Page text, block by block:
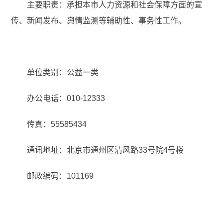
主要职责：承担本市人力资源和社会保障方面的宣
传、新闻发布、舆情监测等辅助性、事务性工作。
单位类别：公益一类
办公电话：010-12333
传真：55585434
通讯地址：北京市通州区清风路33号院4号楼
邮政编码： 101169